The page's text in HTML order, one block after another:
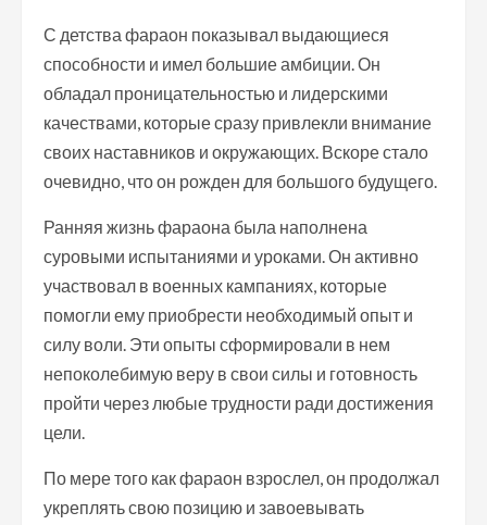
С детства фараон показывал выдающиеся
способности и имел большие амбиции. Он
обладал проницательностью и лидерскими
качествами, которые сразу привлекли внимание
своих наставников и окружающих. Вскоре стало
очевидно, что он рожден для большого будущего.
Ранняя жизнь фараона была наполнена
суровыми испытаниями и уроками. Он активно
участвовал в военных кампаниях, которые
помогли ему приобрести необходимый опыт и
силу воли. Эти опыты сформировали в нем
непоколебимую веру в свои силы и готовность
пройти через любые трудности ради достижения
цели.
По мере того как фараон взрослел, он продолжал
укреплять свою позицию и завоевывать